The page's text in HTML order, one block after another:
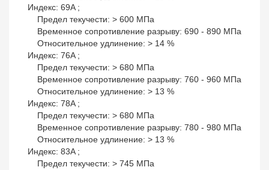
Индекс: 69A ;
Предел текучести: > 600 МПа
Временное сопротивление разрыву: 690 - 890 МПа
Относительное удлинение: > 14 %
Индекс: 76A ;
Предел текучести: > 680 МПа
Временное сопротивление разрыву: 760 - 960 МПа
Относительное удлинение: > 13 %
Индекс: 78A ;
Предел текучести: > 680 МПа
Временное сопротивление разрыву: 780 - 980 МПа
Относительное удлинение: > 13 %
Индекс: 83A ;
Предел текучести: > 745 МПа